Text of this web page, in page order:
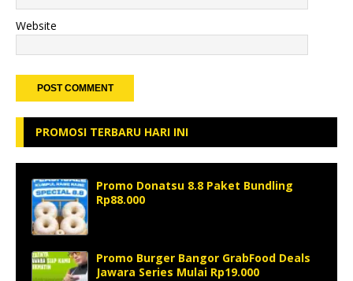
Website
PROMOSI TERBARU HARI INI
Promo Donatsu 8.8 Paket Bundling
Rp88.000
Promo Burger Bangor GrabFood Deals
Jawara Series Mulai Rp19.000